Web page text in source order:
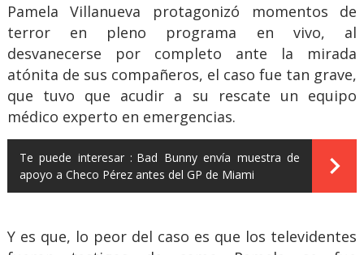
Pamela Villanueva protagonizó momentos de
terror en pleno programa en vivo, al
desvanecerse por completo ante la mirada
atónita de sus compañeros, el caso fue tan grave,
que tuvo que acudir a su rescate un equipo
médico experto en emergencias.
Te puede interesar : Bad Bunny envía muestra de
apoyo a Checo Pérez antes del GP de Miami
Y es que, lo peor del caso es que los televidentes